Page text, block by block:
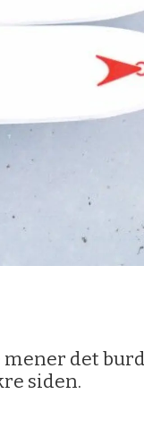
det
siden.